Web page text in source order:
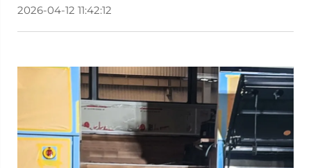
2026-04-12 11:42:12